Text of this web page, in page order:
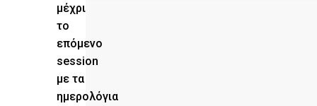
μέχρι
το
επόμενο
session
με τα
ημερολόγια